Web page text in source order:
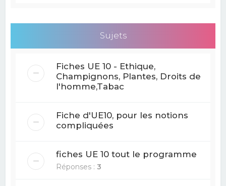
Sujets
Fiches UE 10 - Ethique,
Champignons, Plantes, Droits de
l'homme,Tabac
Fiche d'UE10, pour les notions
compliquées
fiches UE 10 tout le programme
Réponses :3